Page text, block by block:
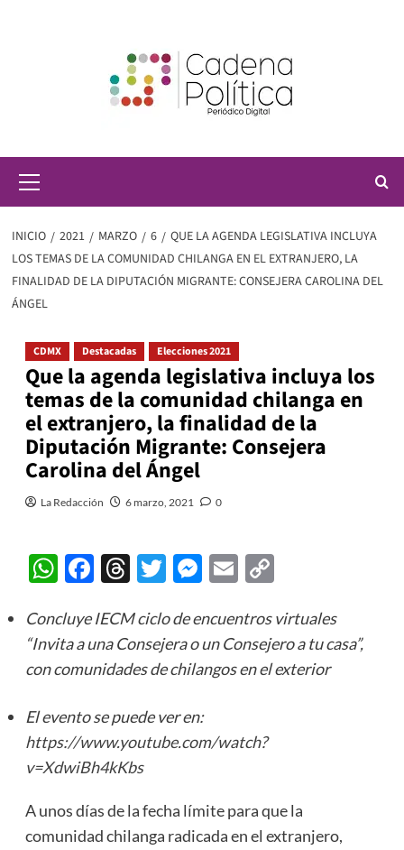
principal
INICIO 2021 MARZO 6
QUE LA AGENDA LEGISLATIVA INCLUYA
LOS TEMAS DE LA COMUNIDAD CHILANGA EN EL EXTRANJERO, LA
FINALIDAD DE LA DIPUTACIÓN MIGRANTE: CONSEJERA CAROLINA DEL
ÁNGEL
CDMX Destacadas Elecciones 2021
Que la agenda legislativa incluya los
temas de la comunidad chilanga en
el extranjero, la finalidad de la
Diputación Migrante: Consejera
Carolina del Ángel
La Redacción 6 marzo, 2021 0
WhatsApp
Facebook
Threads
Twitter
Messenger
EmailCopy
Concluye IECM ciclo de encuentros virtuales
“Invita a una Consejera o un Consejero a tu casa”,
con comunidades de chilangos en el exterior
El evento se puede ver en:
https://www.youtube.com/watch?
v=XdwiBh4kKbs
A unos días de la fecha límite para que la
comunidad chilanga radicada en el extranjero,